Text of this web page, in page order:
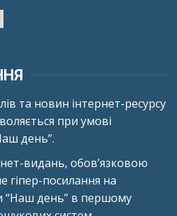
та новин інтернет-ресурсу
при умові
день”.
видань, обов’язковою
посилання на
“Наш день” в першому